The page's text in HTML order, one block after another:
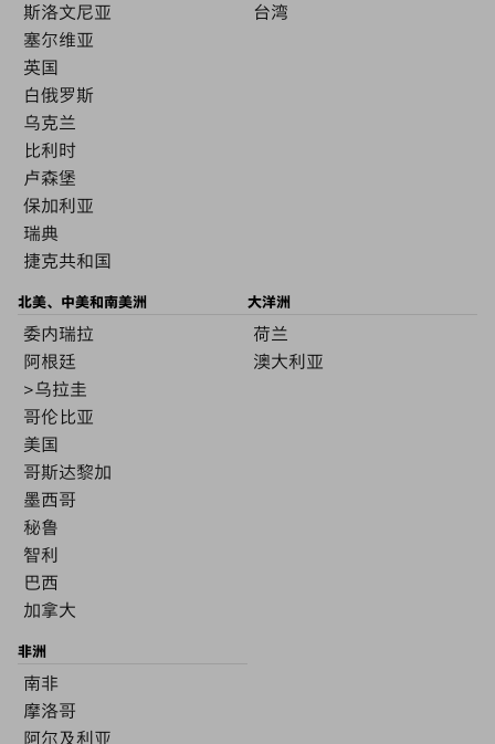
斯洛文尼亚
塞尔维亚
英国
白俄罗斯
乌克兰
比利时
卢森堡
保加利亚
瑞典
捷克共和国
台湾
北美、中美和南美洲
委内瑞拉
阿根廷
>乌拉圭
哥伦比亚
美国
哥斯达黎加
墨西哥
秘鲁
智利
巴西
加拿大
大洋洲
荷兰
澳大利亚
非洲
南非
摩洛哥
阿尔及利亚